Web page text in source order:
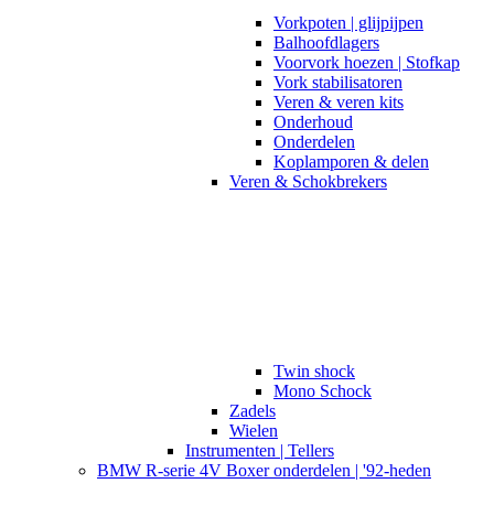
Vorkpoten | glijpijpen
Balhoofdlagers
Voorvork hoezen | Stofkap
Vork stabilisatoren
Veren & veren kits
Onderhoud
Onderdelen
Koplamporen & delen
Veren & Schokbrekers
Twin shock
Mono Schock
Zadels
Wielen
Instrumenten | Tellers
BMW R-serie 4V Boxer onderdelen | '92-heden